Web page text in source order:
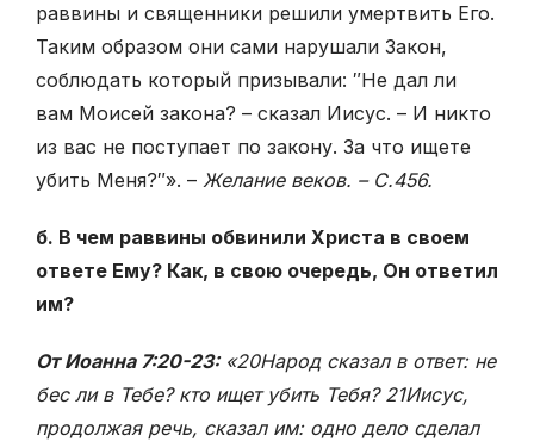
раввины и священники решили умертвить Его.
Таким образом они сами на­рушали Закон,
соблюдать который призывали: ″Не дал ли
вам Моисей закона? – сказал Иисус. – И никто
из вас не поступает по закону. За что ищете
убить Меня?″». – Желание веков. – С.456.
б. В чем раввины обвинили Христа в своем
ответе Ему? Как, в свою очередь, Он ответил
им?
От Иоанна 7:20-23:«20Народ сказал в ответ: не
бес ли в Тебе? кто ищет убить Тебя? 21Иисус,
продолжая речь, сказал им: одно дело сде­лал